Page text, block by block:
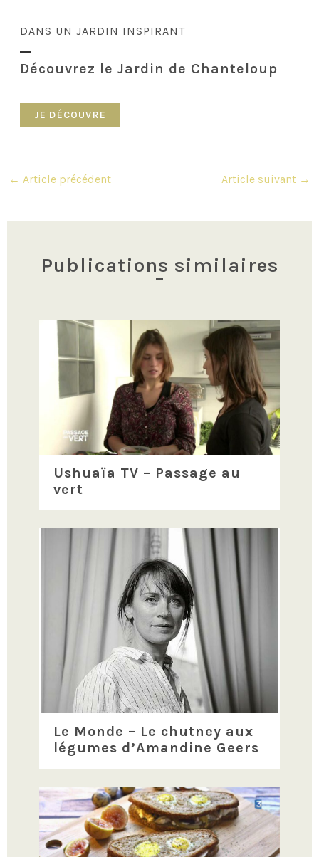
DANS UN JARDIN INSPIRANT
Découvrez le Jardin de Chanteloup
JE DÉCOUVRE
Navigation
articles
← Article précédent Article suivant →
Publications similaires
Ushuaïa TV – Passage au
vert
Le Monde – Le chutney aux
légumes d’Amandine Geers